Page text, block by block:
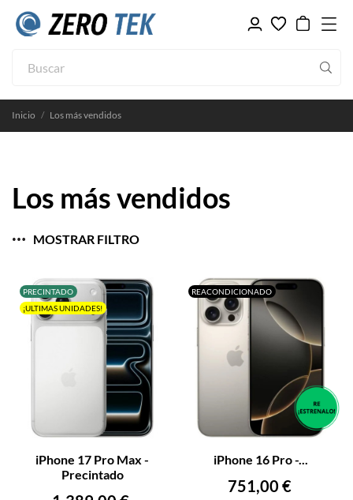
Inicio Los más vendidos
Los más vendidos
MOSTRAR FILTRO
PRECINTADO
¡ULTIMAS UNIDADES!
iPhone 17 Pro Max -
Precintado
REACONDICIONADO
iPhone 16 Pro -...
Precio
751,00 €